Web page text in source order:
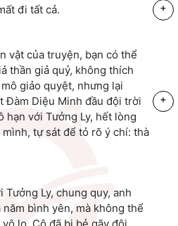
đi tất cả. +
vật của truyện, bạn có thể
thần giả quỷ, không thích
giảo quyệt, nhưng lại
Đàm Diệu Minh đầu đội trời
hạn với Tưởng Ly, hết lòng
tự sát để tỏ rõ ý chí: thà
+
Tưởng Ly, chung quy, anh
bình yên, mà không thể